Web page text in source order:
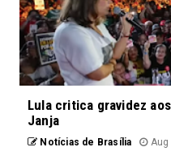
Lula critica gravidez
Janja
Notícias de Brasília Aug